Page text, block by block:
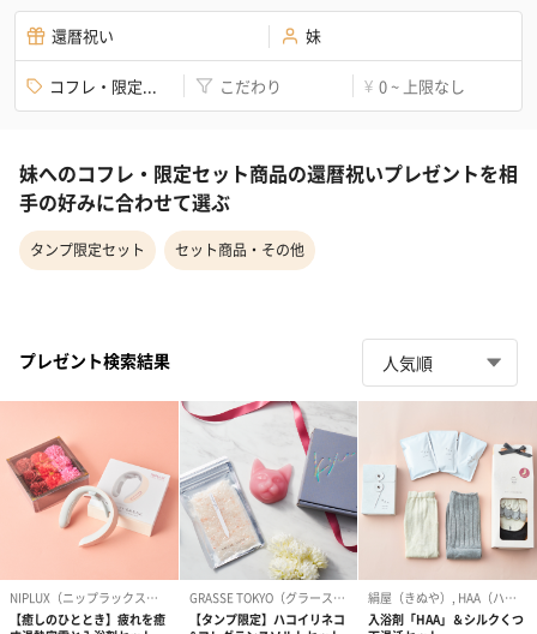
還暦祝い 妹
コフレ・限定... こだわり ¥ 0 ~ 上限なし
妹へのコフレ・限定セット商品の還暦祝いプレゼントを相
手の好みに合わせて選ぶ
タンプ限定セット セット商品・その他
プレゼント検索結果